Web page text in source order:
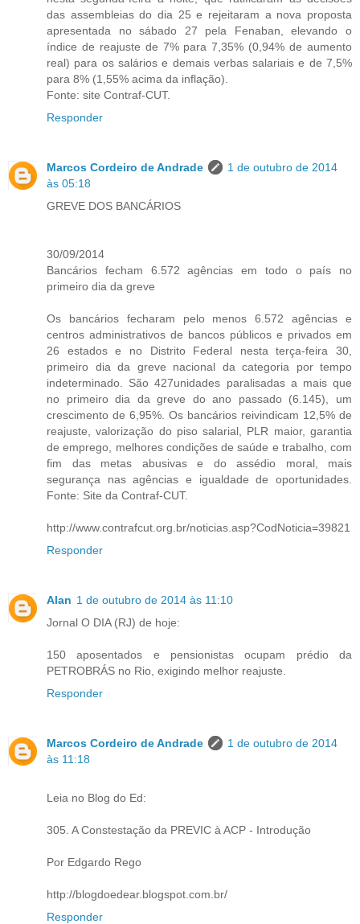
das assembleias do dia 25 e rejeitaram a nova proposta
apresentada no sábado 27 pela Fenaban, elevando o
índice de reajuste de 7% para 7,35% (0,94% de aumento
real) para os salários e demais verbas salariais e de 7,5%
para 8% (1,55% acima da inflação).
Fonte: site Contraf-CUT.
Responder
Marcos Cordeiro de Andrade
1 de outubro de 2014
às 05:18
GREVE DOS BANCÁRIOS
30/09/2014
Bancários fecham 6.572 agências em todo o país no
primeiro dia da greve
Os bancários fecharam pelo menos 6.572 agências e
centros administrativos de bancos públicos e privados em
26 estados e no Distrito Federal nesta terça-feira 30,
primeiro dia da greve nacional da categoria por tempo
indeterminado. São 427unidades paralisadas a mais que
no primeiro dia da greve do ano passado (6.145), um
crescimento de 6,95%. Os bancários reivindicam 12,5% de
reajuste, valorização do piso salarial, PLR maior, garantia
de emprego, melhores condições de saúde e trabalho, com
fim das metas abusivas e do assédio moral, mais
segurança nas agências e igualdade de oportunidades.
Fonte: Site da Contraf-CUT.
http://www.contrafcut.org.br/noticias.asp?CodNoticia=39821
Responder
Alan 1 de outubro de 2014 às 11:10
Jornal O DIA (RJ) de hoje:
150 aposentados e pensionistas ocupam prédio da
PETROBRÁS no Rio, exigindo melhor reajuste.
Responder
Marcos Cordeiro de Andrade
1 de outubro de 2014
às 11:18
Leia no Blog do Ed:
305. A Constestação da PREVIC à ACP - Introdução
Por Edgardo Rego
http://blogdoedear.blogspot.com.br/
Responder